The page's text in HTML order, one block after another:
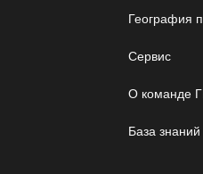
Сервис
География
О команде
База знаний